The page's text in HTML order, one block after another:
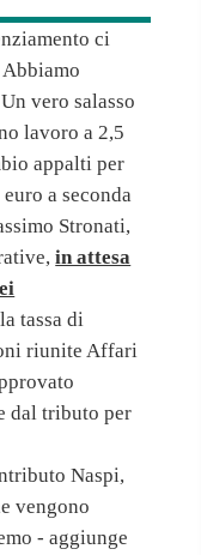
ci
vero salasso
lavoro a 2,5
appalti per
a seconda
Stronati,
in attesa
tassa di
riunite Affari
dal tributo per
Naspi,
vengono
- aggiunge